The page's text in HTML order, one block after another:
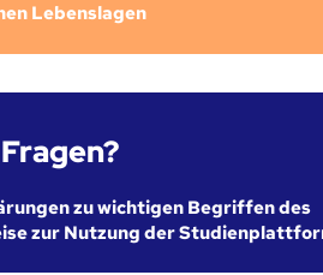
Lebenslagen
zu wichtigen Begriffen des
zur Nutzung der